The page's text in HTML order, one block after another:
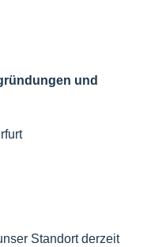
und
Standort derzeit